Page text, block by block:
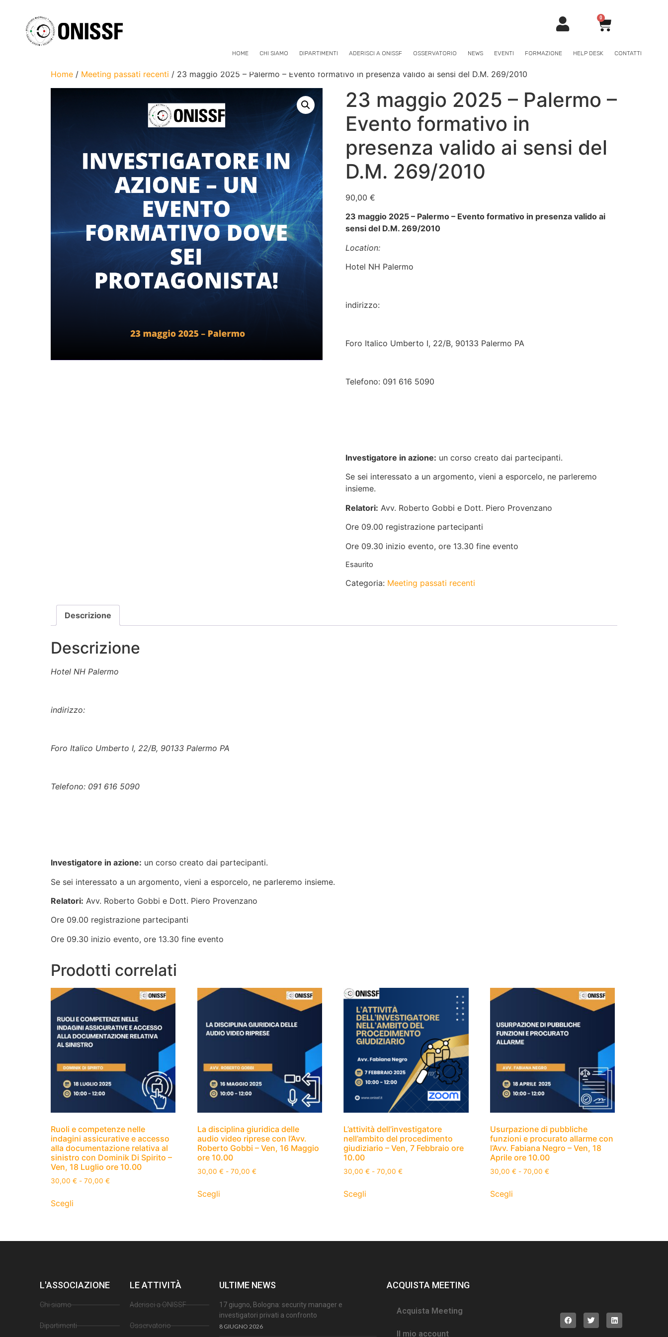
0
HOME CHI SIAMO DIPARTIMENTI ADERISCI A ONISSF OSSERVATORIO NEWS EVENTI FORMAZIONE HELP DESK CONTATTI
Home / Meeting passati recenti / 23 maggio 2025 – Palermo – Evento formativo in presenza valido ai sensi del D.M. 269/2010
23 maggio 2025 – Palermo –
Evento formativo in
presenza valido ai sensi del
D.M. 269/2010
90,00 €
23 maggio 2025 – Palermo – Evento formativo in presenza valido ai
sensi del D.M. 269/2010
Location:
Hotel NH Palermo
indirizzo:
Foro Italico Umberto I, 22/B, 90133 Palermo PA
Telefono: 091 616 5090
Investigatore in azione: un corso creato dai partecipanti.
Se sei interessato a un argomento, vieni a esporcelo, ne parleremo
insieme.
Relatori: Avv. Roberto Gobbi e Dott. Piero Provenzano
Ore 09.00 registrazione partecipanti
Ore 09.30 inizio evento, ore 13.30 fine evento
Esaurito
Categoria: Meeting passati recenti
Descrizione
Descrizione
Hotel NH Palermo
indirizzo:
Foro Italico Umberto I, 22/B, 90133 Palermo PA
Telefono: 091 616 5090
Investigatore in azione: un corso creato dai partecipanti.
Se sei interessato a un argomento, vieni a esporcelo, ne parleremo insieme.
Relatori: Avv. Roberto Gobbi e Dott. Piero Provenzano
Ore 09.00 registrazione partecipanti
Ore 09.30 inizio evento, ore 13.30 fine evento
Prodotti correlati
Ruoli e competenze nelle
indagini assicurative e accesso
alla documentazione relativa al
sinistro con Dominik Di Spirito –
Ven, 18 Luglio ore 10.00
30,00 € - 70,00 €
Scegli
La disciplina giuridica delle
audio video riprese con l’Avv.
Roberto Gobbi – Ven, 16 Maggio
ore 10.00
30,00 € - 70,00 €
Scegli
L’attività dell’investigatore
nell’ambito del procedimento
giudiziario – Ven, 7 Febbraio ore
10.00
30,00€ - 70,00€
Scegli
Usurpazione di pubbliche
funzioni e procurato allarme con
l’Avv. Fabiana Negro – Ven, 18
Aprile ore 10.00
30,00€ - 70,00€
Scegli
L'ASSOCIAZIONE
Chi siamo
Dipartimenti
LE ATTIVITÀ
Aderisci a ONISSF
Osservatorio
ULTIME NEWS
17 giugno, Bologna: security manager e
investigatori privati a confronto
8 GIUGNO 2026
ACQUISTA MEETING
Acquista Meeting
Il mio account